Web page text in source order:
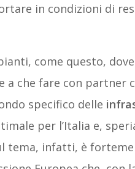
in condizioni di
come questo,
a che fare con partner
specifico delle
per l’Italia e,
tema, infatti, è